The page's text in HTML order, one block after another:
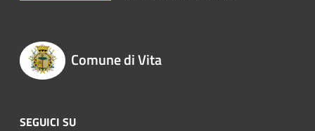
Comune di Vita
SEGUICI SU